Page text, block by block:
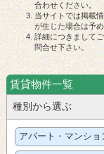
合わせください。
当サイトでは掲載
が生じた場合は予
詳細につきまして
問合せ下さい。
賃貸物件一覧
種別から選ぶ
アパート・マンショ